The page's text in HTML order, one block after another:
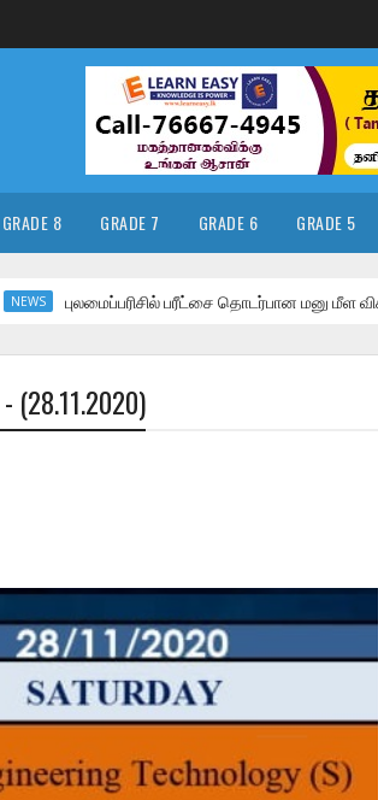
GRADE 8 GRADE 7 GRADE 6 GRADE 5
பரீட்சை தொடர்பான மனு மீள விசாரணைக்கு